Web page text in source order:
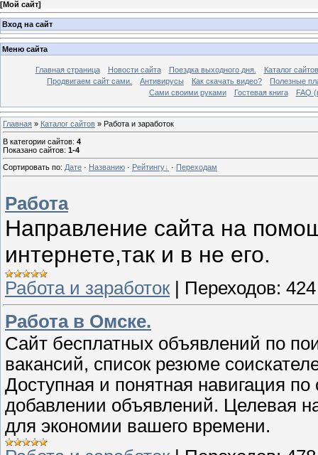
[Мой сайт]
Вход на сайт
Меню сайта
Главная страница Новости сайта Поездка выходного дня.
Каталог сайтов
Продвигаем сайт сами.
Антивирусы Как скачать видео?
Полезные
Сами своими руками
Гостевая книга FAQ
Главная » Каталог сайтов » Работа и заработок
В категории сайтов: 4
Показано сайтов: 1-4
Сортировать по: Дате · Названию · Рейтингу · Переходам
Работа
Направление сайта на
интернете,так и в не его.
Работа и заработок | Переходов: 424
Работа в Омске.
Сайт бесплатных объявлений по
вакансий, список резюме
Доступная и понятная навигация
добавлении объявлений. Целевая
для экономии вашего времени.